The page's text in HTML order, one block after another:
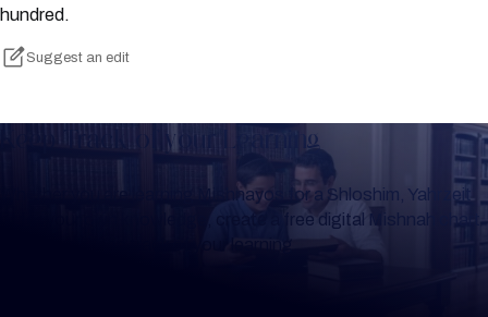
hundred.
Suggest an edit
Keep Track of your Learning
Whether you are learning Mishnayos for a Shloshim, Yahrzeit
or for your own knowledge, create a free digital Mishnah chart
to help you keep track of your learning.